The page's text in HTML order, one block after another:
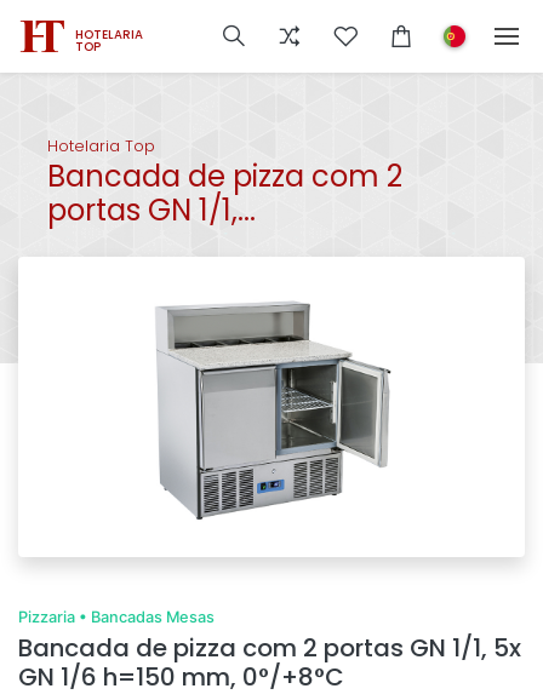
HOTELARIA
TOP
Hotelaria Top
Bancada de pizza com 2
portas GN 1/1,...
Pizzaria • Bancadas Mesas
Bancada de pizza com 2 portas GN 1/1, 5x
GN 1/6 h=150 mm, 0°/+8°C